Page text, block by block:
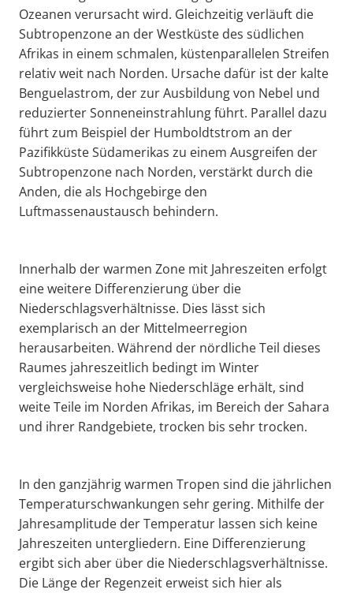
Ozeanen verursacht wird. Gleichzeitig verläuft die
Subtropenzone an der Westküste des südlichen
Afrikas in einem schmalen, küstenparallelen Streifen
relativ weit nach Norden. Ursache dafür ist der kalte
Benguelastrom, der zur Ausbildung von Nebel und
reduzierter Sonneneinstrahlung führt. Parallel dazu
führt zum Beispiel der Humboldtstrom an der
Pazifikküste Südamerikas zu einem Ausgreifen der
Subtropenzone nach Norden, verstärkt durch die
Anden, die als Hochgebirge den
Luftmassenaustausch behindern.
Innerhalb der warmen Zone mit Jahreszeiten erfolgt
eine weitere Differenzierung über die
Niederschlagsverhältnisse. Dies lässt sich
exemplarisch an der Mittelmeerregion
herausarbeiten. Während der nördliche Teil dieses
Raumes jahreszeitlich bedingt im Winter
vergleichsweise hohe Niederschläge erhält, sind
weite Teile im Norden Afrikas, im Bereich der Sahara
und ihrer Randgebiete, trocken bis sehr trocken.
In den ganzjährig warmen Tropen sind die jährlichen
Temperaturschwankungen sehr gering. Mithilfe der
Jahresamplitude der Temperatur lassen sich keine
Jahreszeiten untergliedern. Eine Differenzierung
ergibt sich aber über die Niederschlagsverhältnisse.
Die Länge der Regenzeit erweist sich hier als